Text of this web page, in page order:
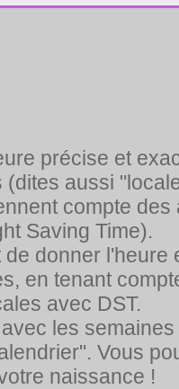
précise et
aussi
compte
Saving Time).
donner
en tenant
avec DST.
les
Vous
naissance !